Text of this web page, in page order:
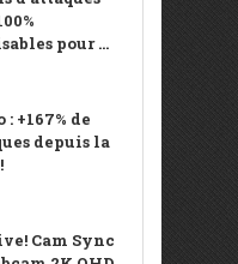
pour ...
+167% de
depuis la
Cam Sync